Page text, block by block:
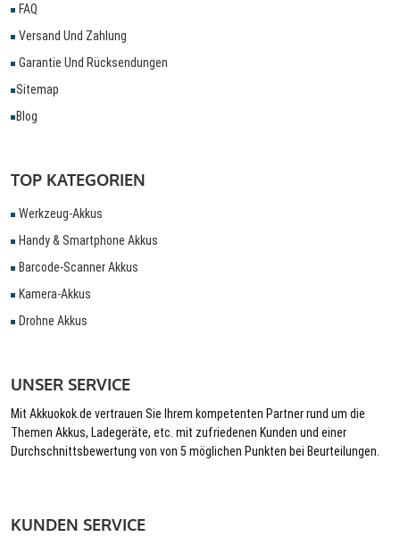
FAQ
Versand Und Zahlung
Garantie Und Rücksendungen
Sitemap
Blog
TOP KATEGORIEN
Werkzeug-Akkus
Handy & Smartphone Akkus
Barcode-Scanner Akkus
Kamera-Akkus
Drohne Akkus
UNSER SERVICE
Mit Akkuokok.de vertrauen Sie Ihrem kompetenten Partner rund um die
Themen Akkus, Ladegeräte, etc. mit zufriedenen Kunden und einer
Durchschnittsbewertung von von 5 möglichen Punkten bei Beurteilungen.
KUNDEN SERVICE